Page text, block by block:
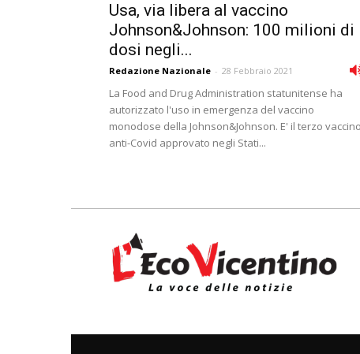
Usa, via libera al vaccino
Johnson&Johnson: 100 milioni di
dosi negli...
Redazione Nazionale - 28 Febbraio 2021
La Food and Drug Administration statunitense ha
autorizzato l'uso in emergenza del vaccino
monodose della Johnson&Johnson. E' il terzo vaccino
anti-Covid approvato negli Stati...